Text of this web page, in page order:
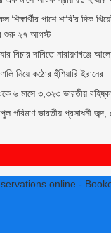
শিক্ষার্থীর পাশে শাবি’র দিক
শুরু ২৭ আগস্ট
বিচার দাবিতে নারায়ণগঞ্জে
নিয়ে কঠোর হুঁশিয়ারি ইরানের
৬ মাসে ৩,৩২৩ ভারতীয়
পরিমাণ ভারতীয় প্রসাধনী